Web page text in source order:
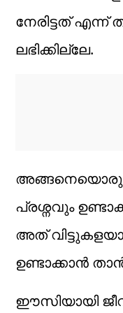
നേരിട്ടത്
ലഭിക്കില്ലേ.
അങ്ങനെയൊരു
പ്രശ്നവും
അത്
ഉണ്ടാക്കാൻ
ഈസിയായി